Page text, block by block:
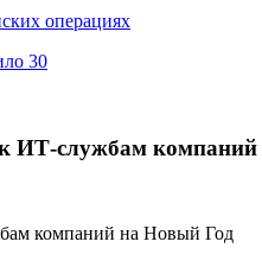
операциях
30
ИТ-службам